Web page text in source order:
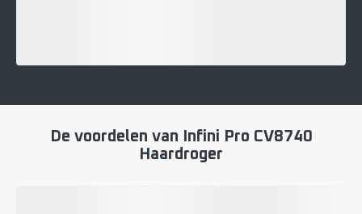
De voordelen van Infini Pro CV8740
Haardroger